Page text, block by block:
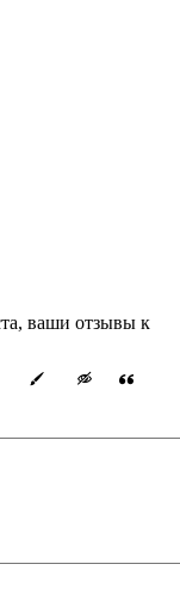
ваши отзывы к